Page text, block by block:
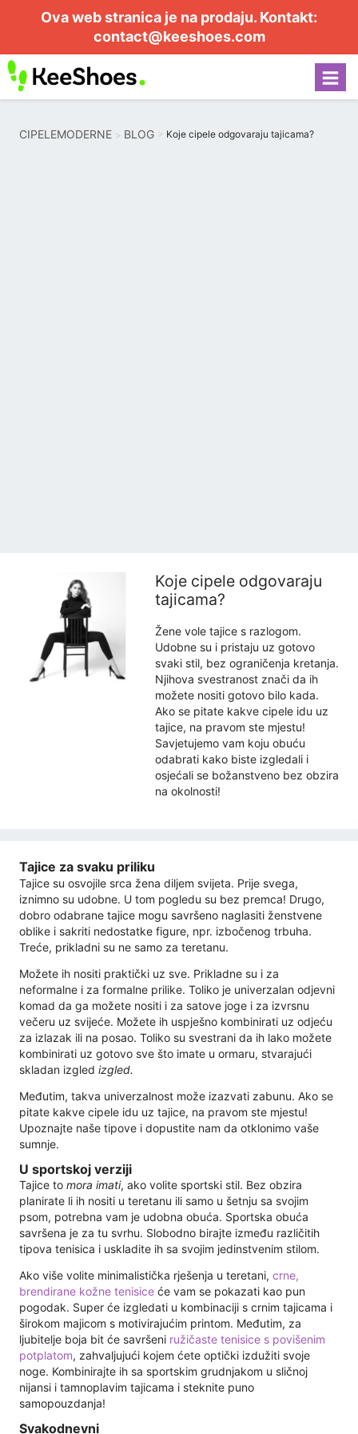
Ova web stranica je na prodaju. Kontakt:
contact@keeshoes.com
CIPELEMODERNE BLOG Koje cipele odgovaraju tajicama?
Koje cipele odgovaraju
tajicama?
Žene vole tajice s razlogom.
Udobne su i pristaju uz gotovo
svaki stil, bez ograničenja kretanja.
Njihova svestranost znači da ih
možete nositi gotovo bilo kada.
Ako se pitate kakve cipele idu uz
tajice, na pravom ste mjestu!
Savjetujemo vam koju obuću
odabrati kako biste izgledali i
osjećali se božanstveno bez obzira
na okolnosti!
Tajice za svaku priliku
Tajice su osvojile srca žena diljem svijeta. Prije svega,
iznimno su udobne. U tom pogledu su bez premca! Drugo,
dobro odabrane tajice mogu savršeno naglasiti ženstvene
oblike i sakriti nedostatke figure, npr. izbočenog trbuha.
Treće, prikladni su ne samo za teretanu.
Možete ih nositi praktički uz sve. Prikladne su i za
neformalne i za formalne prilike. Toliko je univerzalan odjevni
komad da ga možete nositi i za satove joge i za izvrsnu
večeru uz svijeće. Možete ih uspješno kombinirati uz odjeću
za izlazak ili na posao. Toliko su svestrani da ih lako možete
kombinirati uz gotovo sve što imate u ormaru, stvarajući
skladan izgled izgled.
Međutim, takva univerzalnost može izazvati zabunu. Ako se
pitate kakve cipele idu uz tajice, na pravom ste mjestu!
Upoznajte naše tipove i dopustite nam da otklonimo vaše
sumnje.
U sportskoj verziji
Tajice to mora imati, ako volite sportski stil. Bez obzira
planirate li ih nositi u teretanu ili samo u šetnju sa svojim
psom, potrebna vam je udobna obuća. Sportska obuća
savršena je za tu svrhu. Slobodno birajte između različitih
tipova tenisica i uskladite ih sa svojim jedinstvenim stilom.
Ako više volite minimalistička rješenja u teretani, crne,
brendirane kožne tenisice će vam se pokazati kao pun
pogodak. Super će izgledati u kombinaciji s crnim tajicama i
širokom majicom s motivirajućim printom. Međutim, za
ljubitelje boja bit će savršeni ružičaste tenisice s povišenim
potplatom, zahvaljujući kojem ćete optički izdužiti svoje
noge. Kombinirajte ih sa sportskim grudnjakom u sličnoj
nijansi i tamnoplavim tajicama i steknite puno
samopouzdanja!
Svakodnevni